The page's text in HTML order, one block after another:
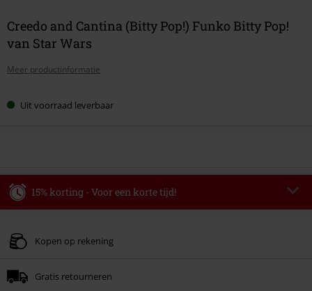
Creedo and Cantina (Bitty Pop!) Funko Bitty Pop!
van Star Wars
Meer productinformatie
Uit voorraad leverbaar
15% korting - Voor een korte tijd!
Geldig t/m 09-08-2026
Zodra je de code hebt ingevoerd, wordt de korting automatisch verrekend in
Kopen op rekening
Gratis retourneren